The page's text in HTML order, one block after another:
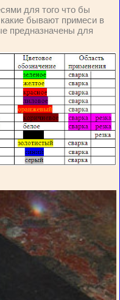
для того что бы
бывают примеcи в
предназначены для